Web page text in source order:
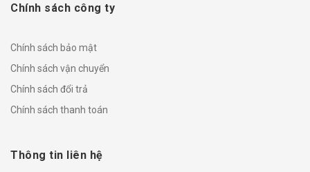
Chính sách công ty
Chính sách bảo mật
Chính sách vận chuyển
Chính sách đổi trả
Chính sách thanh toán
Thông tin liên hệ